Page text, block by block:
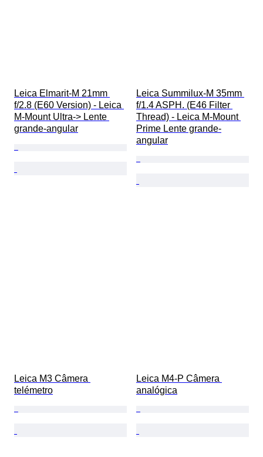
Leica Elmarit-M 21mm
f/2.8 (E60 Version) - Leica
M-Mount Ultra-> Lente
grande-angular
Leica Summilux-M 35mm
f/1.4 ASPH. (E46 Filter
Thread) - Leica M-Mount
Prime Lente grande-
angular
Leica M3 Câmera
telémetro
Leica M4-P Câmera
analógica